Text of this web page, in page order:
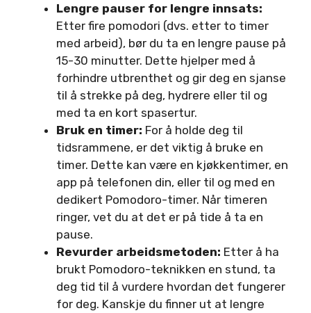
Lengre pauser for lengre innsats:
Etter fire pomodori (dvs. etter to timer
med arbeid), bør du ta en lengre pause på
15-30 minutter. Dette hjelper med å
forhindre utbrenthet og gir deg en sjanse
til å strekke på deg, hydrere eller til og
med ta en kort spasertur.
Bruk en timer: For å holde deg til
tidsrammene, er det viktig å bruke en
timer. Dette kan være en kjøkkentimer, en
app på telefonen din, eller til og med en
dedikert Pomodoro-timer. Når timeren
ringer, vet du at det er på tide å ta en
pause.
Revurder arbeidsmetoden: Etter å ha
brukt Pomodoro-teknikken en stund, ta
deg tid til å vurdere hvordan det fungerer
for deg. Kanskje du finner ut at lengre